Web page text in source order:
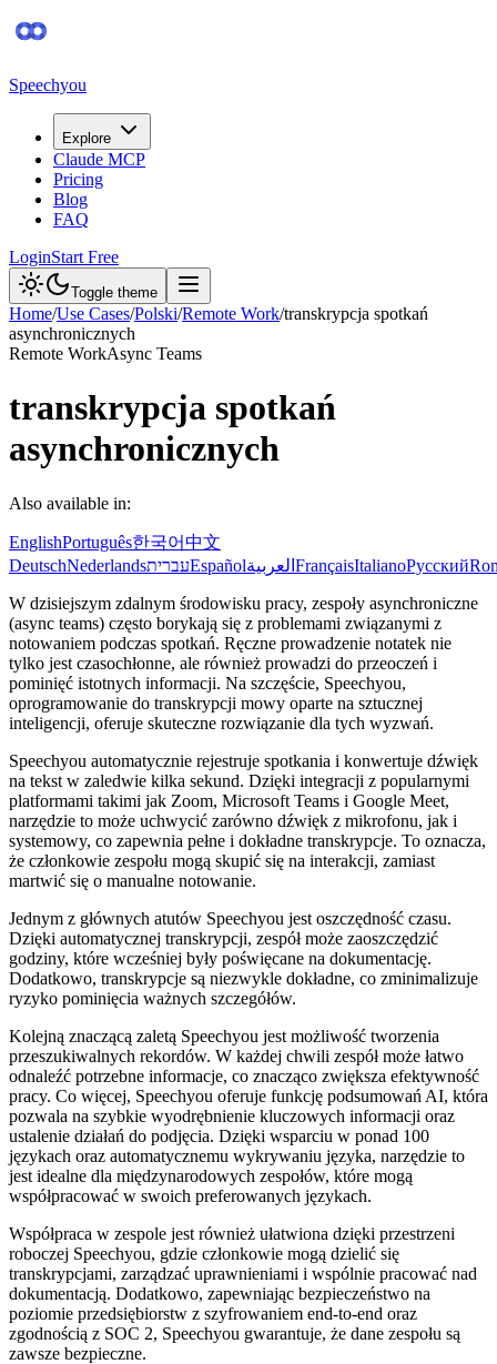
Speechyou
Explore
Claude MCP
Pricing
Blog
FAQ
LoginStart Free
Toggle theme
Home/Use Cases/Polski/Remote Work/transkrypcja spotkań
asynchronicznych
Remote WorkAsync Teams
transkrypcja spotkań
asynchronicznych
Also available in:
EnglishPortuguês한국어中文
DeutschNederlandsעבריתEspañolالعربية FrançaisItalianoРусский
W dzisiejszym zdalnym środowisku pracy, zespoły asynchroniczne
(async teams) często borykają się z problemami związanymi z
notowaniem podczas spotkań. Ręczne prowadzenie notatek nie
tylko jest czasochłonne, ale również prowadzi do przeoczeń i
pominięć istotnych informacji. Na szczęście, Speechyou,
oprogramowanie do transkrypcji mowy oparte na sztucznej
inteligencji, oferuje skuteczne rozwiązanie dla tych wyzwań.
Speechyou automatycznie rejestruje spotkania i konwertuje dźwięk
na tekst w zaledwie kilka sekund. Dzięki integracji z popularnymi
platformami takimi jak Zoom, Microsoft Teams i Google Meet,
narzędzie to może uchwycić zarówno dźwięk z mikrofonu, jak i
systemowy, co zapewnia pełne i dokładne transkrypcje. To oznacza,
że członkowie zespołu mogą skupić się na interakcji, zamiast
martwić się o manualne notowanie.
Jednym z głównych atutów Speechyou jest oszczędność czasu.
Dzięki automatycznej transkrypcji, zespół może zaoszczędzić
godziny, które wcześniej były poświęcane na dokumentację.
Dodatkowo, transkrypcje są niezwykle dokładne, co zminimalizuje
ryzyko pominięcia ważnych szczegółów.
Kolejną znaczącą zaletą Speechyou jest możliwość tworzenia
przeszukiwalnych rekordów. W każdej chwili zespół może łatwo
odnaleźć potrzebne informacje, co znacząco zwiększa efektywność
pracy. Co więcej, Speechyou oferuje funkcję podsumowań AI, która
pozwala na szybkie wyodrębnienie kluczowych informacji oraz
ustalenie działań do podjęcia. Dzięki wsparciu w ponad 100
językach oraz automatycznemu wykrywaniu języka, narzędzie to
jest idealne dla międzynarodowych zespołów, które mogą
współpracować w swoich preferowanych językach.
Współpraca w zespole jest również ułatwiona dzięki przestrzeni
roboczej Speechyou, gdzie członkowie mogą dzielić się
transkrypcjami, zarządzać uprawnieniami i wspólnie pracować nad
dokumentacją. Dodatkowo, zapewniając bezpieczeństwo na
poziomie przedsiębiorstw z szyfrowaniem end-to-end oraz
zgodnością z SOC 2, Speechyou gwarantuje, że dane zespołu są
zawsze bezpieczne.